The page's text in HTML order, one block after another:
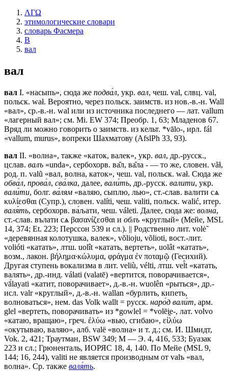
ΛΓΩ
этимологические словари
словарь Фасмера
В
вал
вал
вал I. «насыпь», сюда же подва́л, укр. вал, чеш. val, слвц. val,
польск. wał. Вероятно, через польск. заимств. из нов.-в.-н. Wall
«вал», ср.-в.-н. wal или из источника последнего — лат. vallum
«лагерный вал»; см. Mi. EW 374; Преобр. 1, 63; Младенов 67.
Вряд ли можно говорить о заимств. из кельт. *vālo-, ирл. fál
«vallum, murus», вопреки Шахматову (AfslPh 33, 93).
вал II. «волна», также «каток, валек», укр. вал, др.-русск.,
цслав. валъ «unda», сербохорв. ва̑л, ва̑ла - — то же, словен. vȃɫ,
род. п. valȗ «вал, волна, каток», чеш. val, польск. wał. Сюда же
обва́л, прова́л, сва́лка, далее, вали́ть, др.-русск. валити, укр.
вали́ти, болг. ва́лям «валяю, сыплю, лью», ст.-слав. валити сѧ
κυλίεσθαι (Супр.), словен. valíti, чеш. valiti, польск. walić, итер.
валя́ть, сербохорв. ва́љати, чеш. váleti. Далее, сюда же: волна́,
ст.-слав. вълати сѧ βασανίζεσθαι и облъ «круглый» (Мейе, MSL
14, 374; Et. 223; Перссон 539 и сл.). || Родственно лит. volė̃
«деревянная колотушка, валек», võlioju, võlioti, вост.-лит.
volióti «катать», лтш. uolît «катать, вертеть», uolât «катать»,
возм., лакон. βήλημα·κώλυμα, φράγμα ἐν ποταμῷ (Гесихий).
Другая ступень вокализма в лит. veliù, vélti, лтш. vel̂t «катать,
валять», др.-инд. válati (valatē) «вертится, поворачивается»,
vā́layati «катит, поворачивает», д.-в.-н. wuolên «рыться», др.-
исл. valr «круглый», д.-в.-н. wallan «бурлить, кипеть,
волноваться», нем. das Volk wallt = русск. наро́д вали́т, арм.
glel «вертеть, поворачивать» из *gowlel = *volēi̯e-, лат. volvo
«катаю, вращаю», греч. ἐλύω «вью, сгибаю», εἰλύω
«окутываю, валяю», алб. valë «волна» и т. д.; см. И. Шмидт,
Vok. 2, 421; Траутман, BSW 349; М — Э. 4, 416, 533; Буазак
223 и сл.; Грюненталь, ИОРЯС 18, 4, 140. По Мейе (MSL 9,
144; 16, 244), valiti не является производным от valъ «вал,
волна». Ср. также валя́ть.